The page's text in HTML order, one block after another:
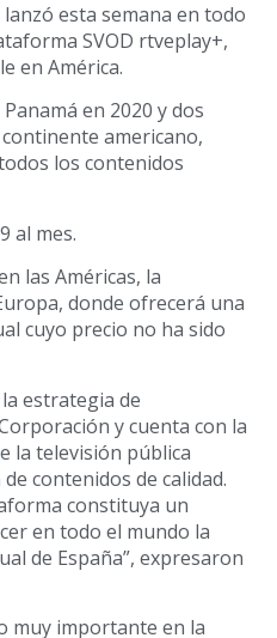
esta semana en todo
SVOD rtveplay+,
en América.
en 2020 y dos
americano,
los contenidos
al mes.
las Américas, la
donde ofrecerá una
cuyo precio no ha sido
estrategia de
y cuenta con la
la televisión pública
contenidos de calidad.
constituya un
en todo el mundo la
de España”, expresaron
muy importante en la